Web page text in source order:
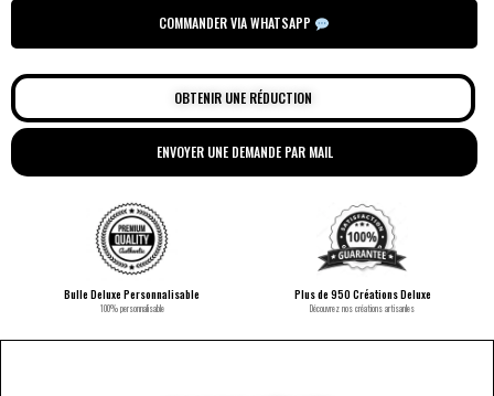
COMMANDER VIA WHATSAPP
OBTENIR UNE RÉDUCTION
ENVOYER UNE DEMANDE PAR MAIL
Bulle Deluxe Personnalisable
100% personnalisable
Plus de 950 Créations Deluxe
Découvrez nos créations artisanles